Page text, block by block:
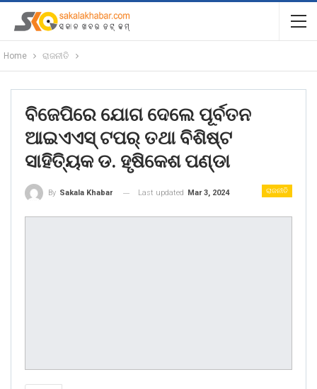
Home ରାଜନୀତି
ବିଜେପିରେ ଯୋଗ ଦେଲେ ପୂର୍ବତନ
ଆଇଏଏସ୍ ଟପର୍ ତଥା ବିଶିଷ୍ଟ
ସାହିତ୍ୟିକ ଡ. ହୃଷିକେଶ ପଣ୍ଡା
ରାଜନୀତି
By Sakala Khabar Last updated Mar 3, 2024